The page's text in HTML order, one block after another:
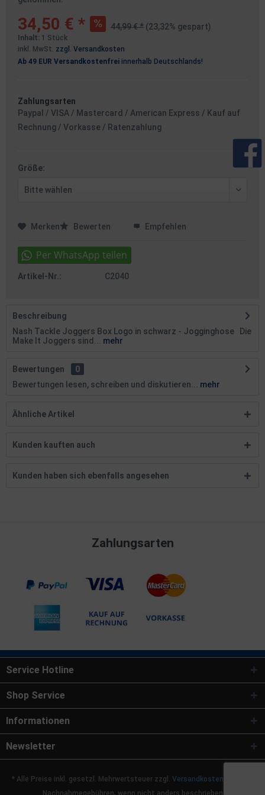
34,50 € * 44,99 € * (23,32% gespart)
Inhalt: 1 Stück
inkl. MwSt. zzgl. Versandkosten
Ab 49 EUR Versandkostenfrei innerhalb Deutschlands!
Zahlungsarten
Paypal / VISA / Mastercard / American Express / Kauf auf
Rechnung / Vorkasse / Ratenzahlung
Größe:
Merken Bewerten Empfehlen
Artikel-Nr.: C2040
Beschreibung
Nash Tackle Joggers Box Logo in schwarz - Jogginghose Die
Make It Joggers sind...
mehr
Bewertungen
0
Bewertungen lesen, schreiben und diskutieren...
mehr
Ähnliche Artikel
Kunden kauften auch
Kunden haben sich ebenfalls angesehen
Zahlungsarten
Service Hotline
Shop Service
Informationen
Newsletter
* Alle Preise inkl. gesetzl. Mehrwertsteuer zzgl. Versandkosten